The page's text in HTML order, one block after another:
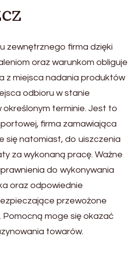
zewnętrznego firma dzięki
oraz warunkom obliguje
z miejsca nadania produktów
odbioru w stanie
określonym terminie. Jest to
firma zamawiająca
się natomiast, do uiszczenia
za wykonaną pracę. Ważne
do wykonywania
oraz odpowiednie
przewożone
Pomocną moge się okazać
towarów.